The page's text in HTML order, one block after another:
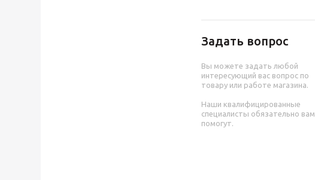
Задать вопрос
Вы можете задать любой
интересующий вас вопрос по
товару или работе магазина.
Наши квалифицированные
специалисты обязательно вам
помогут.